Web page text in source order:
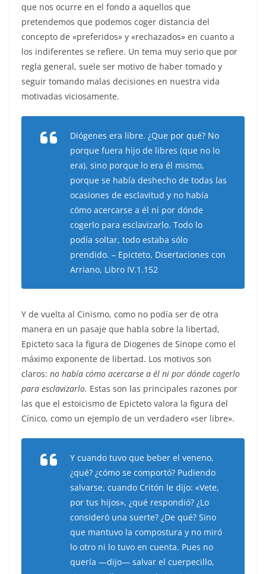
que nos ocurre en el fondo a aquellos que
pretendemos que podemos coger distancia del
concepto de «preferidos» y «rechazados» en cuanto a
los indiferentes se refiere. Un tema muy serio que por
regla general, suele ser motivo de haber tomado y
seguir tomando malas decisiones en nuestra vida
motivadas viciosamente.
Diógenes era libre. ¿Que por qué? No
porque fuera hijo de libres (que no lo
era), sino porque lo era él mismo,
porque se había deshecho de todas las
ocasiones de esclavitud y no había
cómo acercarse a él ni por dónde
cogerlo para esclavizarlo. Todo lo
podía soltar, todo estaba sólo
prendido. – Epicteto, Disertaciones con
Arriano, Libro IV.1.152
Y de vuelta al Cinismo, como no podía ser de otra
manera en un pasaje que habla sobre la libertad,
Epicteto saca la figura de Diogenes de Sinope como el
máximo exponente de libertad. Los motivos son
claros: no había cómo acercarse a él ni por dónde cogerlo
para esclavizarlo. Estas son las principales razones por
las que el estoicismo de Epicteto valora la figura del
Cínico, como un ejemplo de un verdadero «ser libre».
Y cuando tuvo que beber el veneno,
¿qué? ¿cómo se comportó? Pudiendo
salvarse, cuando Critón le dijo: «Vete,
por tus hijos», ¿qué respondió? ¿Lo
consideró una suerte? ¿De qué? Sino
que mantuvo la compostura y no miró
lo otro ni lo tuvo en cuenta. Pues no
quería —dijo— salvar el cuerpecillo,